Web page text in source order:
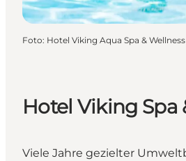
Foto: Hotel Viking Aqua Spa & Wellness
Hotel Viking Spa
Viele Jahre gezielter